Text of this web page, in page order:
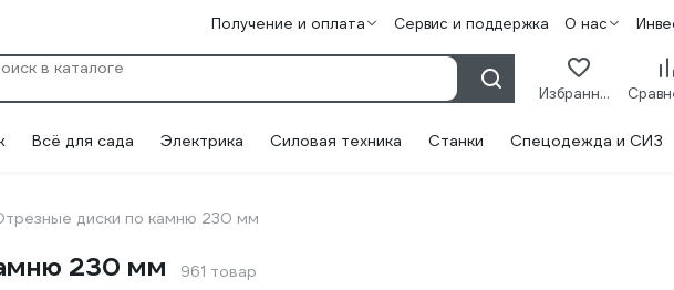
Получение и оплата Сервис и поддержка О нас
Избранное
Всё для сада Электрика Силовая техника Станки Спецодежда и СИЗ
диски по камню 230 мм
230 мм 961 товар